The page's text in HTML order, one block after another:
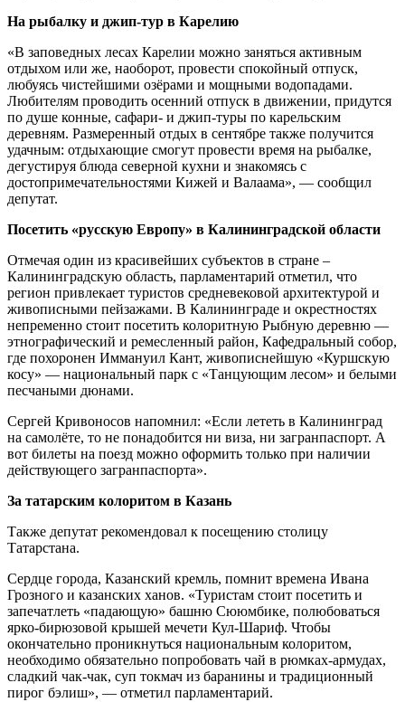
На рыбалку и джип-тур в Карелию
«В заповедных лесах Карелии можно заняться активным
отдыхом или же, наоборот, провести спокойный отпуск,
любуясь чистейшими озёрами и мощными водопадами.
Любителям проводить осенний отпуск в движении, придутся
по душе конные, сафари- и джип-туры по карельским
деревням. Размеренный отдых в сентябре также получится
удачным: отдыхающие смогут провести время на рыбалке,
дегустируя блюда северной кухни и знакомясь с
достопримечательностями Кижей и Валаама», — сообщил
депутат.
Посетить «русскую Европу» в Калининградской области
Отмечая один из красивейших субъектов в стране –
Калининградскую область, парламентарий отметил, что
регион привлекает туристов средневековой архитектурой и
живописными пейзажами. В Калининграде и окрестностях
непременно стоит посетить колоритную Рыбную деревню —
этнографический и ремесленный район, Кафедральный собор,
где похоронен Иммануил Кант, живописнейшую «Куршскую
косу» — национальный парк с «Танцующим лесом» и белыми
песчаными дюнами.
Сергей Кривоносов напомнил: «Если лететь в Калининград
на самолёте, то не понадобится ни виза, ни загранпаспорт. А
вот билеты на поезд можно оформить только при наличии
действующего загранпаспорта».
За татарским колоритом в Казань
Также депутат рекомендовал к посещению столицу
Татарстана.
Сердце города, Казанский кремль, помнит времена Ивана
Грозного и казанских ханов. «Туристам стоит посетить и
запечатлеть «падающую» башню Сююмбике, полюбоваться
ярко-бирюзовой крышей мечети Кул-Шариф. Чтобы
окончательно проникнуться национальным колоритом,
необходимо обязательно попробовать чай в рюмках-армудах,
сладкий чак-чак, суп токмач из баранины и традиционный
пирог бэлиш», — отметил парламентарий.